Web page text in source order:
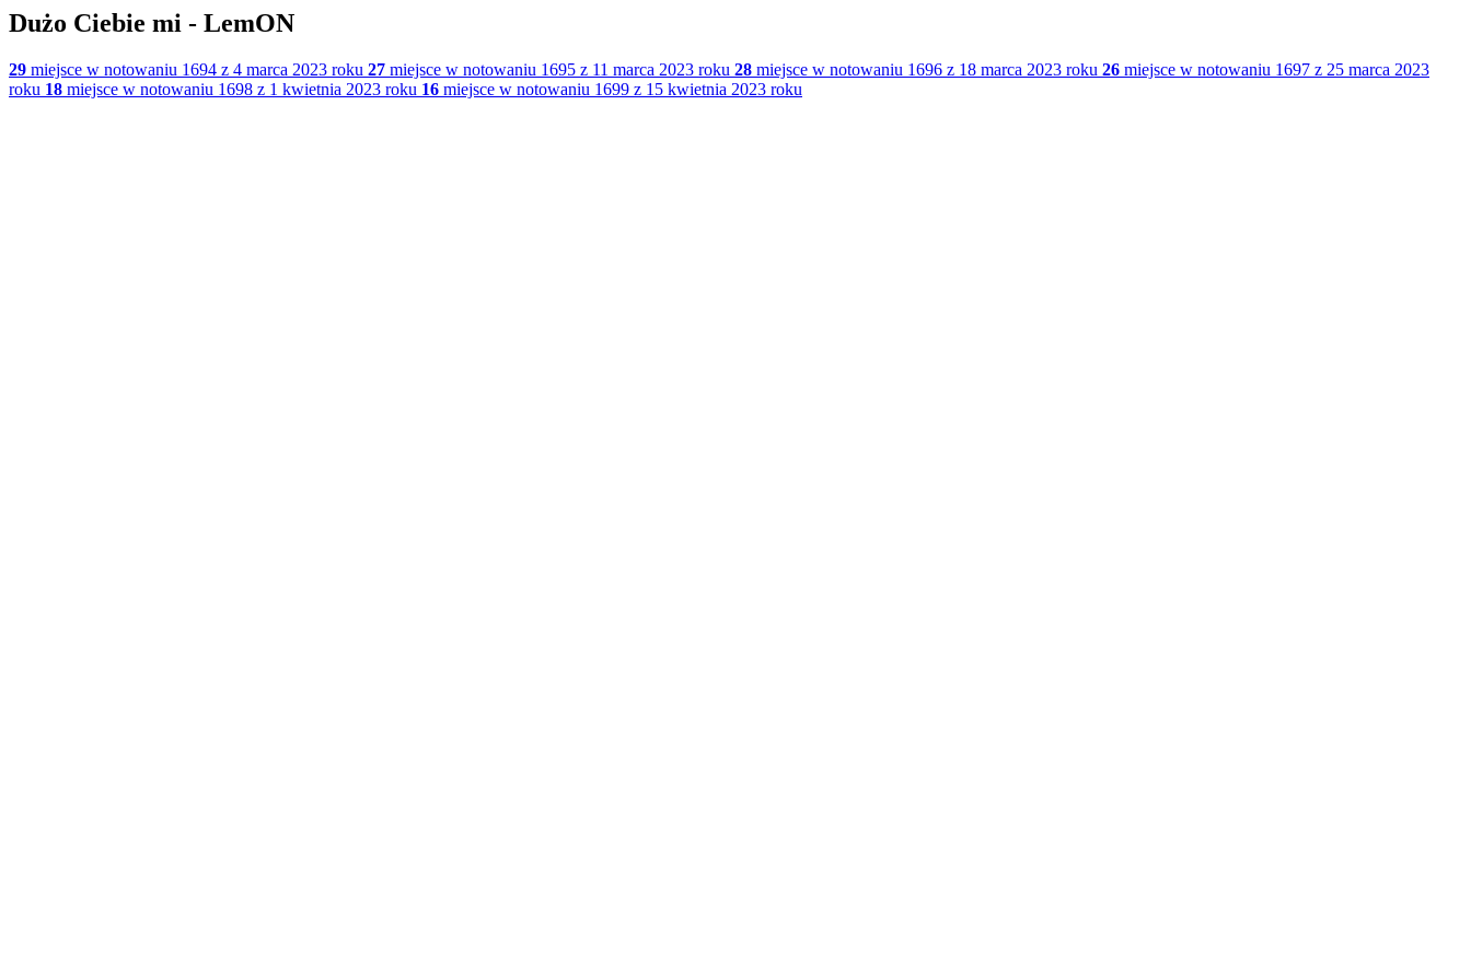
Dużo Ciebie mi - LemON
29 miejsce w notowaniu 1694 z 4 marca 2023 roku 27 miejsce w notowaniu 1695 z 11 marca 2023 roku 28 miejsce w notowaniu 1696 z 18 marca 2023 roku 26 miejsce w notowaniu 1697 z 25 marca 2023
roku 18 miejsce w notowaniu 1698 z 1 kwietnia 2023 roku 16 miejsce w notowaniu 1699 z 15 kwietnia 2023 roku